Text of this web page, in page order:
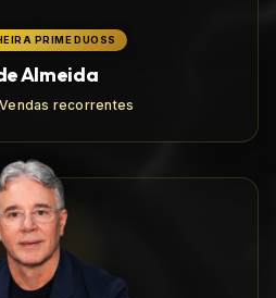
PRIME DUOSS
Almeida
recorrentes